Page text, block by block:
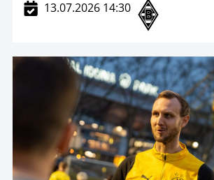
13.07.2026 14:30